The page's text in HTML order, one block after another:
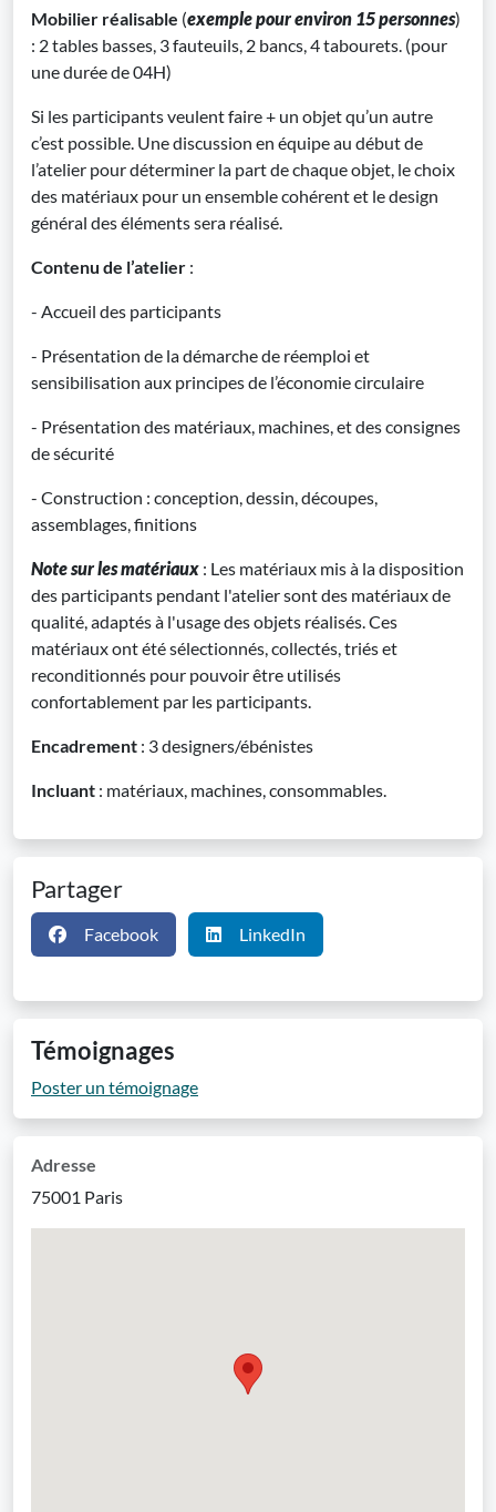
Mobilier réalisable (exemple pour environ 15 personnes)
: 2 tables basses, 3 fauteuils, 2 bancs, 4 tabourets. (pour
une durée de 04H)
Si les participants veulent faire + un objet qu’un autre
c’est possible. Une discussion en équipe au début de
l’atelier pour déterminer la part de chaque objet, le choix
des matériaux pour un ensemble cohérent et le design
général des éléments sera réalisé.
Contenu de l’atelier :
- Accueil des participants
- Présentation de la démarche de réemploi et
sensibilisation aux principes de l’économie circulaire
- Présentation des matériaux, machines, et des consignes
de sécurité
- Construction : conception, dessin, découpes,
assemblages, finitions
Note sur les matériaux : Les matériaux mis à la disposition
des participants pendant l'atelier sont des matériaux de
qualité, adaptés à l'usage des objets réalisés. Ces
matériaux ont été sélectionnés, collectés, triés et
reconditionnés pour pouvoir être utilisés
confortablement par les participants.
Encadrement : 3 designers/ébénistes
Incluant : matériaux, machines, consommables.
Partager
Facebook LinkedIn
Témoignages
Poster un témoignage
Adresse
75001 Paris